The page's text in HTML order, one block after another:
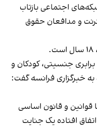
اجتماعی بازتاب
و مدافعان حقوق
برابری جنسیتی، کودکان و
خبرگزاری فرانسه گفت:
قوانین و قانون اساسی
افتاده یک جنایت